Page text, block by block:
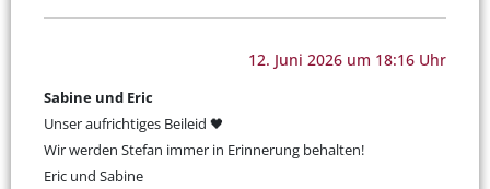
12. Juni 2026 um 18:16 Uhr
Sabine und Eric
Unser aufrichtiges Beileid 🖤
Wir werden Stefan immer in Erinnerung behalten!
Eric und Sabine